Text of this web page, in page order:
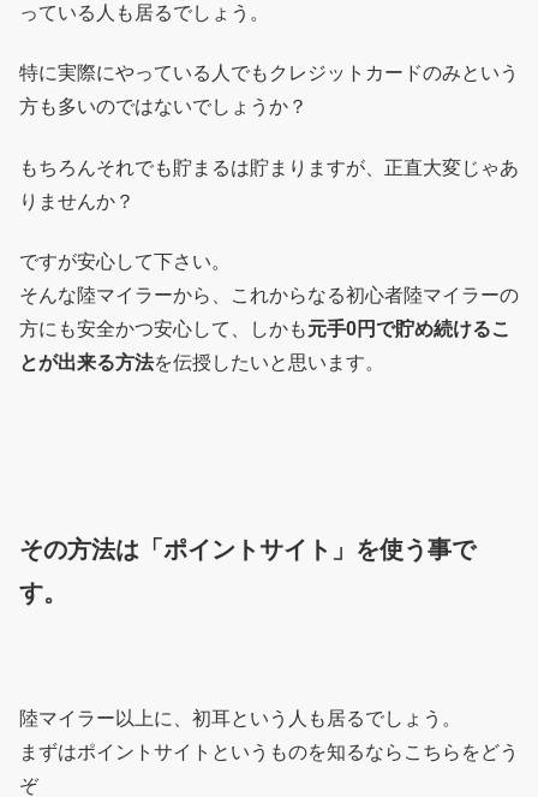
っている人も居るでしょう。
特に実際にやっている人でもクレジットカードのみという
方も多いのではないでしょうか？
もちろんそれでも貯まるは貯まりますが、正直大変じゃあ
りませんか？
ですが安心して下さい。
そんな陸マイラーから、これからなる初心者陸マイラーの
方にも安全かつ安心して、しかも元手0円で貯め続けるこ
とが出来る方法を伝授したいと思います。
その方法は「ポイントサイト」を使う事で
す。
陸マイラー以上に、初耳という人も居るでしょう。
まずはポイントサイトというものを知るならこちらをどう
ぞ